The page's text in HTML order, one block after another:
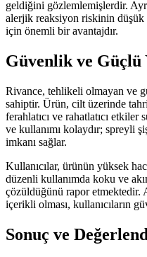
geldiğini gözlemlemişlerdir.
alerjik reaksiyon riskinin düşük
için önemli bir avantajdır.
Güvenlik ve Güçlü
Rivance, tehlikeli olmayan ve
sahiptir. Ürün, cilt üzerinde
ferahlatıcı ve rahatlatıcı etkiler
ve kullanımı kolaydır; spreyli
imkanı sağlar.
Kullanıcılar, ürünün yüksek
düzenli kullanımda koku ve
çözüldüğünü rapor etmektedir.
içerikli olması, kullanıcıların
Sonuç ve